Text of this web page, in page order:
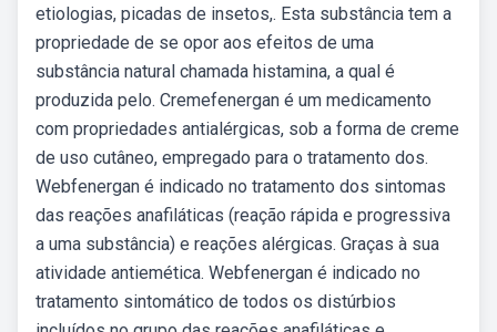
etiologias, picadas de insetos,. Esta substância tem a
propriedade de se opor aos efeitos de uma
substância natural chamada histamina, a qual é
produzida pelo. Cremefenergan é um medicamento
com propriedades antialérgicas, sob a forma de creme
de uso cutâneo, empregado para o tratamento dos.
Webfenergan é indicado no tratamento dos sintomas
das reações anafiláticas (reação rápida e progressiva
a uma substância) e reações alérgicas. Graças à sua
atividade antiemética. Webfenergan é indicado no
tratamento sintomático de todos os distúrbios